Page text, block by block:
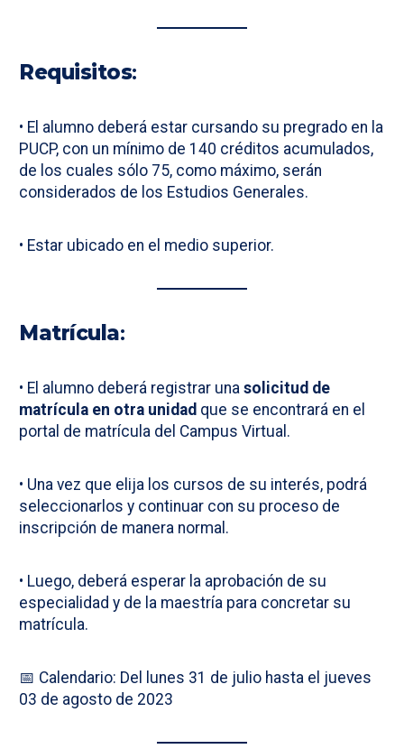
Requisitos:
• El alumno deberá estar cursando su pregrado en la
PUCP, con un mínimo de 140 créditos acumulados,
de los cuales sólo 75, como máximo, serán
considerados de los Estudios Generales.
• Estar ubicado en el medio superior.
Matrícula:
• El alumno deberá registrar una solicitud de
matrícula en otra unidad que se encontrará en el
portal de matrícula del Campus Virtual.
• Una vez que elija los cursos de su interés, podrá
seleccionarlos y continuar con su proceso de
inscripción de manera normal.
• Luego, deberá esperar la aprobación de su
especialidad y de la maestría para concretar su
matrícula.
📅 Calendario: Del lunes 31 de julio hasta el jueves
03 de agosto de 2023